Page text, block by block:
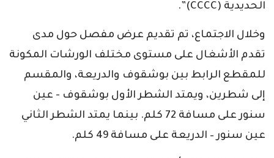
الحديدية (CCCC)”.
وخلال الاجتماع، تم تقديم عرض مفصل حول مدى
تقدم الأشغال على مستوى مختلف الورشات المكونة
للمقطع الرابط بين بوشقوف والدريعة، والمقسم
إلى شطرين، ويمتد الشطر الأول بوشقوف - عين
سنور على مسافة 72 كلم. بينما يمتد الشطر الثاني
عين سنور – الدريعة على مسافة 49 كلم.